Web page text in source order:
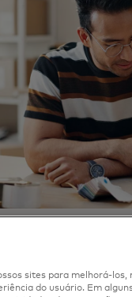
as microempresas e
sites para melhorá-los,
do usuário. Em